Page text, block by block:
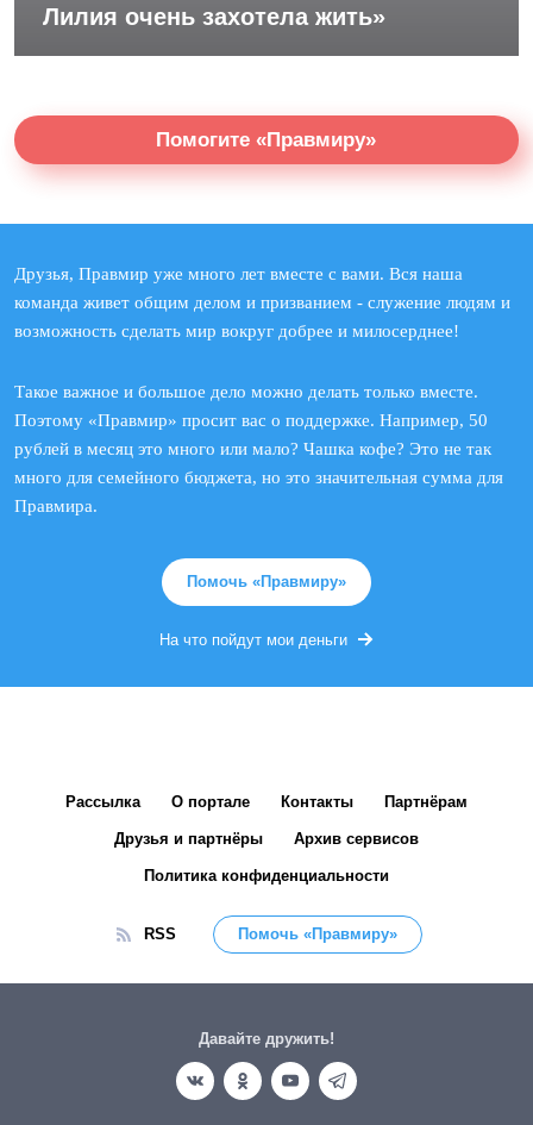
Лилия очень захотела жить»
Помогите «Правмиру»
Друзья, Правмир уже много лет вместе с вами. Вся наша
команда живет общим делом и призванием - служение людям и
возможность сделать мир вокруг добрее и милосерднее!
Такое важное и большое дело можно делать только вместе.
Поэтому «Правмир» просит вас о поддержке. Например, 50
рублей в месяц это много или мало? Чашка кофе? Это не так
много для семейного бюджета, но это значительная сумма для
Правмира.
Помочь «Правмиру»
На что пойдут мои деньги
Рассылка О портале Контакты Партнёрам
Друзья и партнёры Архив сервисов
Политика конфиденциальности
RSS Помочь «Правмиру»
Давайте дружить!